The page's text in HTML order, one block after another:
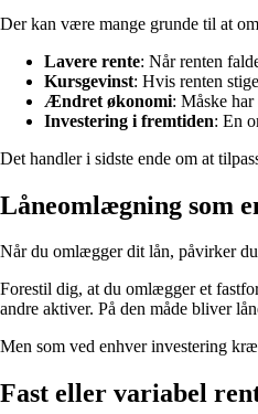
Der kan være mange grunde til at
Lavere rente: Når renten
Kursgevinst: Hvis renten
Ændret økonomi: Måske
Investering i fremtiden: En
Det handler i sidste ende om at
Låneomlægning som
Når du omlægger dit lån, påvirker
Forestil dig, at du omlægger et
andre aktiver. På den måde bliver
Men som ved enhver investering
Fast eller variabel